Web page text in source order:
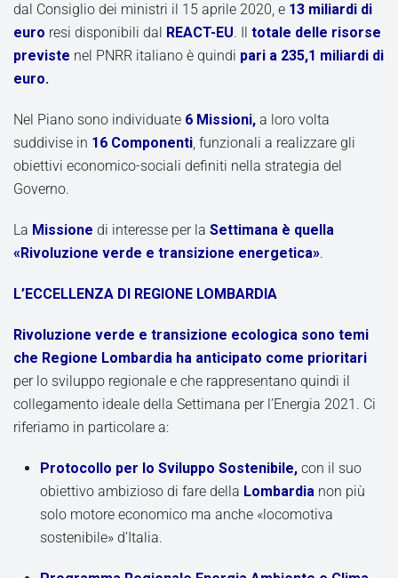
dal Consiglio dei ministri il 15 aprile 2020, e 13 miliardi di
euro resi disponibili dal REACT-EU. Il totale delle risorse
previste nel PNRR italiano è quindi pari a 235,1 miliardi di
euro.
Nel Piano sono individuate 6 Missioni, a loro volta
suddivise in 16 Componenti, funzionali a realizzare gli
obiettivi economico-sociali definiti nella strategia del
Governo.
La Missione di interesse per la Settimana è quella
«Rivoluzione verde e transizione energetica».
L’ECCELLENZA DI REGIONE LOMBARDIA
Rivoluzione verde e transizione ecologica sono temi
che Regione Lombardia ha anticipato come prioritari
per lo sviluppo regionale e che rappresentano quindi il
collegamento ideale della Settimana per l’Energia 2021. Ci
riferiamo in particolare a:
Protocollo per lo Sviluppo Sostenibile, con il suo
obiettivo ambizioso di fare della Lombardia non più
solo motore economico ma anche «locomotiva
sostenibile» d’Italia.